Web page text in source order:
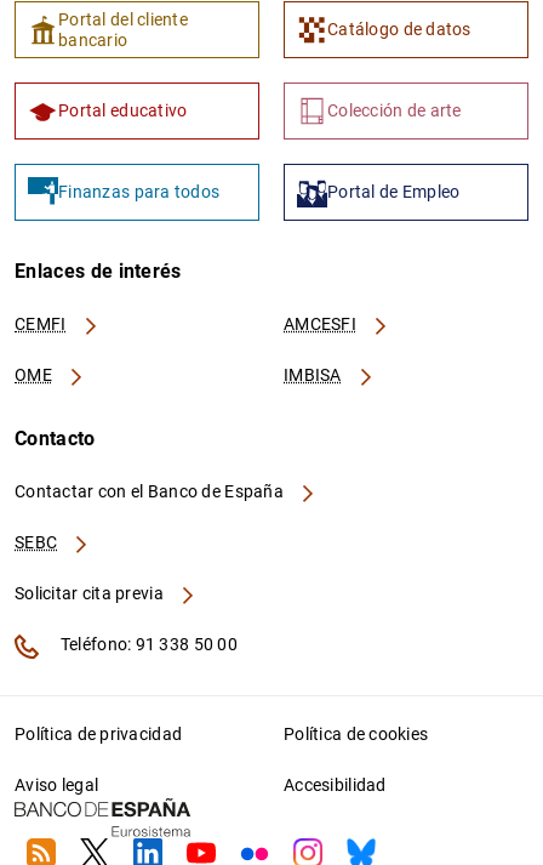
Portal del cliente
bancario
Catálogo de datos
Portal educativo Colección de arte
Finanzas para todos Portal de Empleo
Enlaces de interés
CEMFI AMCESFI
OME IMBISA
Contacto
Contactar con el Banco de España
SEBC
Solicitar cita previa
Teléfono: 91 338 50 00
Política de privacidad Política de cookies
Aviso legal Accesibilidad
RSS TwitterLinkedin
YoutubeFlickrInstagram
Bluesky